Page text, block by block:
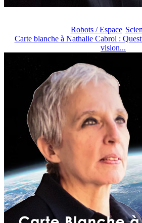
Robots / Espace
Carte blanche à Nathalie Cabrol :
vision...